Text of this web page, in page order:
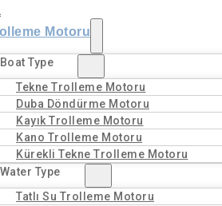
Motoru
Type
Tekne Trolleme Motoru
Duba Döndürme Motoru
Kayık Trolleme Motoru
Kano Trolleme Motoru
Kürekli Tekne Trolleme Motoru
Type
Tatlı Su Trolleme Motoru